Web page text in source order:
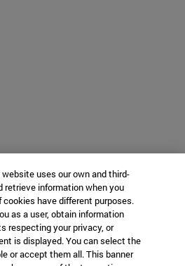
uses our own and third-
retrieve information when you
have different purposes.
as a user, obtain information
respecting your privacy, or
is displayed. You can select the
or accept them all. This banner